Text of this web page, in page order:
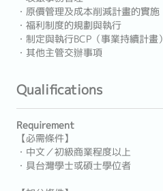
・原價管理及成本削減計畫的實施
・福利制度的規劃與執行
・制定與執行BCP（事業持續計畫）
・其他主管交辦事項
Qualifications
Requirement
【必需條件】
・中文／初級商業程度以上
・具台灣學士或碩士學位者